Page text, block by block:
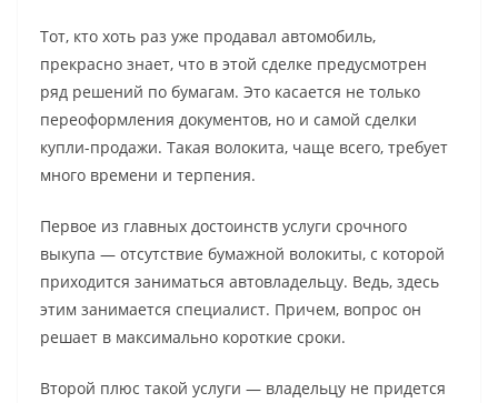
Тот, кто хоть раз уже продавал автомобиль,
прекрасно знает, что в этой сделке предусмотрен
ряд решений по бумагам. Это касается не только
переоформления документов, но и самой сделки
купли-продажи. Такая волокита, чаще всего, требует
много времени и терпения.
Первое из главных достоинств услуги срочного
выкупа — отсутствие бумажной волокиты, с которой
приходится заниматься автовладельцу. Ведь, здесь
этим занимается специалист. Причем, вопрос он
решает в максимально короткие сроки.
Второй плюс такой услуги — владельцу не придется